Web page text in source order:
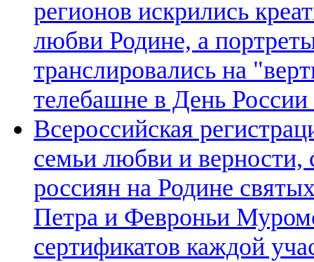
регионов искрились
любви Родине, а
транслировались на
телебашне в День
Всероссийская
семьи любви и верности,
россиян на Родине
Петра и Февроньи
сертификатов каждой